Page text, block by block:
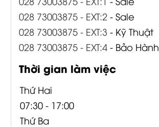
028 73003875 - EXT:2- Sale
028 73003875 - EXT:3 - Kỹ Thuật
028 73003875 - EXT:4- Bảo Hành
Thời gian làm việc
Thứ Hai
07:30 - 17:00
Thứ Ba